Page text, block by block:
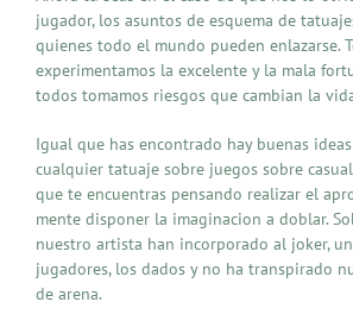
jugador, los asuntos de esquema de
quienes todo el mundo pueden enlazarse.
experimentamos la excelente y la mala
todos tomamos riesgos que cambian la
Igual que has encontrado hay buenas
cualquier tatuaje sobre juegos sobre
que te encuentras pensando realizar el
mente disponer la imaginacion a doblar.
nuestro artista han incorporado al joker,
jugadores, los dados y no ha transpirado
de arena.